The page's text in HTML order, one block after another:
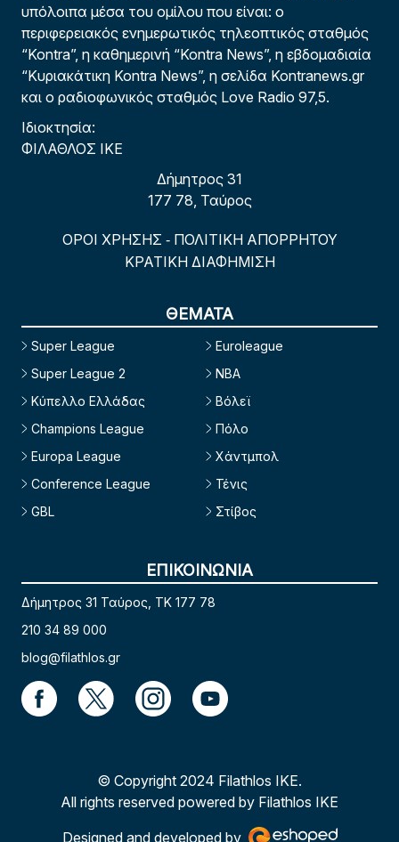
υπόλοιπα μέσα του ομίλου που είναι: ο
περιφερειακός ενημερωτικός τηλεοπτικός σταθμός
“Kontra”, η καθημερινή “Kontra News”, η εβδομαδιαία
“Κυριακάτικη Kontra News”, η σελίδα Kontranews.gr
και ο ραδιοφωνικός σταθμός Love Radio 97,5.
Ιδιοκτησία:
ΦΙΛΑΘΛΟΣ ΙΚΕ
Δήμητρος 31
177 78, Ταύρος
ΟΡΟΙ ΧΡΗΣΗΣ - ΠΟΛΙΤΙΚΗ ΑΠΟΡΡΗΤΟΥ
ΚΡΑΤΙΚΗ ΔΙΑΦΗΜΙΣΗ
ΘΕΜΑΤΑ
Super League
Super League 2
Κύπελλο Ελλάδας
Champions League
Europa League
Conference League
GBL
Euroleague
NBA
Βόλεϊ
Πόλο
Χάντμπολ
Τένις
Στίβος
ΕΠΙΚΟΙΝΩΝΙΑ
Δήμητρος 31 Ταύρος, TK 177 78
210 34 89 000
blog@filathlos.gr
© Copyright 2024 Filathlos ΙΚΕ.
All rights reserved powered by Filathlos ΙΚΕ
Designed and developed by